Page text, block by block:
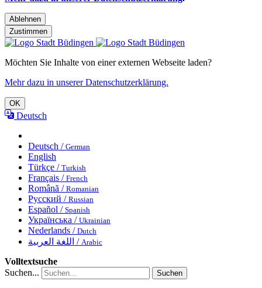
Ablehnen
Zustimmen
Möchten Sie Inhalte von einer externen Webseite laden?
Mehr dazu in unserer Datenschutzerklärung.
OK
Deutsch
Deutsch / German
English
Türkçe / Turkish
Français / French
Română / Romanian
Русский / Russian
Español / Spanish
Українська / Ukrainian
Nederlands / Dutch
اللغة العربية / Arabic
Volltextsuche
Suchen...
Suchen